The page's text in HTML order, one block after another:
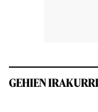
GEHIEN